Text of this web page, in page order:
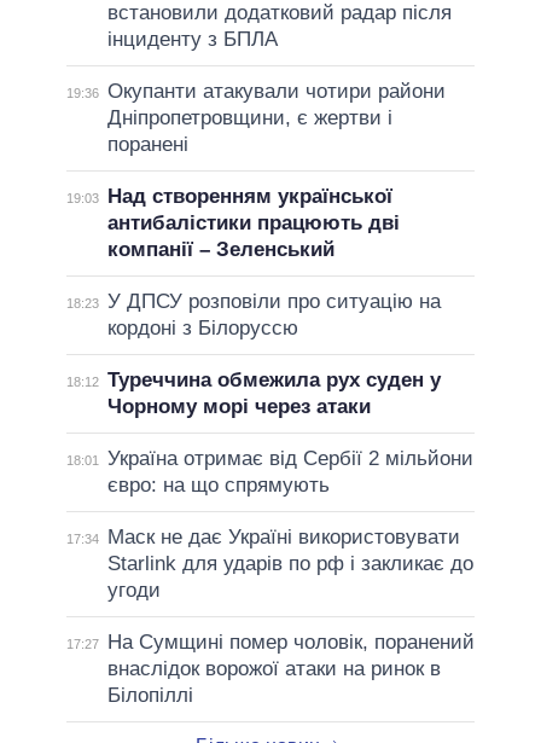
встановили додатковий радар після
інциденту з БПЛА
19:36 Окупанти атакували чотири райони
Дніпропетровщини, є жертви і
поранені
19:03
Над створенням української
антибалістики працюють дві
компанії – Зеленський
18:23 У ДПСУ розповіли про ситуацію на
кордоні з Білоруссю
18:12 Туреччина обмежила рух суден у
Чорному морі через атаки
18:01
Україна отримає від Сербії 2 мільйони
євро: на що спрямують
17:34
Маск не дає Україні використовувати
Starlink для ударів по рф і закликає до
угоди
17:27
На Сумщині помер чоловік, поранений
внаслідок ворожої атаки на ринок в
Білопіллі